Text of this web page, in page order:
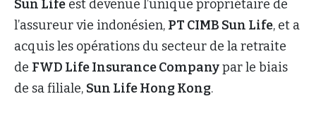
Sun Life est devenue l’unique propriétaire de
l’assureur vie indonésien, PT CIMB Sun Life, et a
acquis les opérations du secteur de la retraite
de FWD Life Insurance Companypar le biais
de sa filiale, Sun Life Hong Kong.